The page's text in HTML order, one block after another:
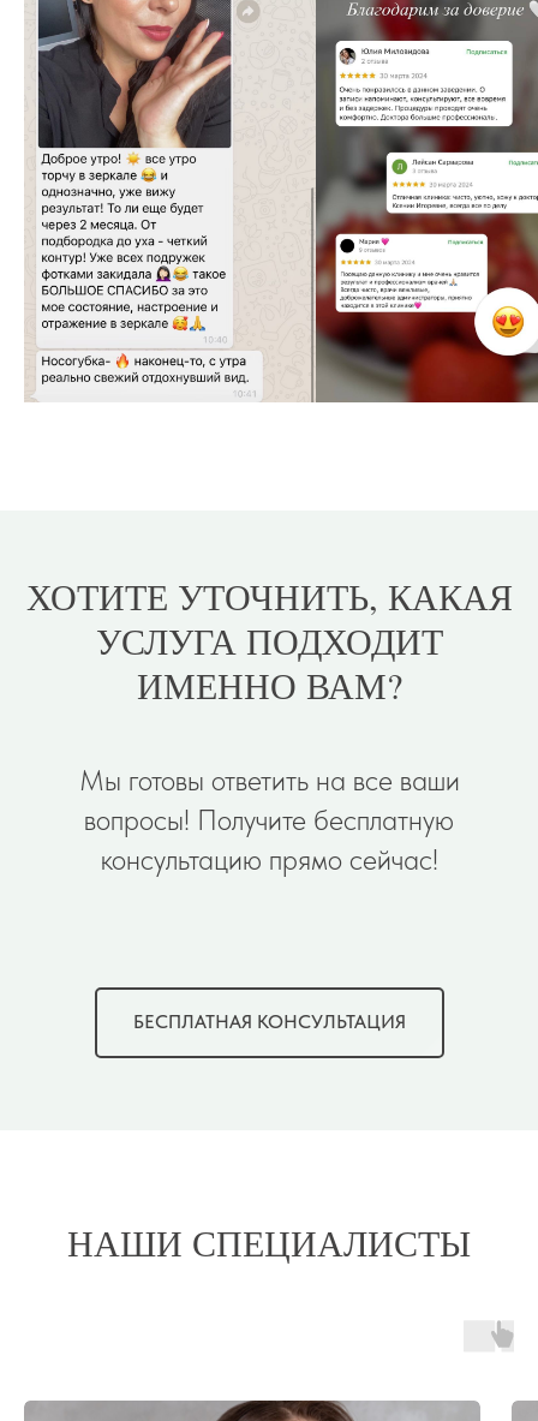
ХОТИТЕ УТОЧНИТЬ, КАКАЯ
УСЛУГА ПОДХОДИТ
ИМЕННО ВАМ?
Мы готовы ответить на все ваши
вопросы! Получите бесплатную
консультацию прямо сейчас!
БЕСПЛАТНАЯ КОНСУЛЬТАЦИЯ
НАШИ СПЕЦИАЛИСТЫ